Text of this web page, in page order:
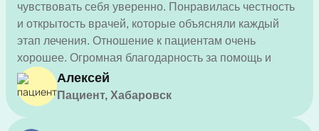
чувствовать себя уверенно. Понравилась честность
и открытость врачей, которые объясняли каждый
этап лечения. Отношение к пациентам очень
хорошее. Огромная благодарность за помощь и
поддержку.»Алексей
Пациент, Хабаровск